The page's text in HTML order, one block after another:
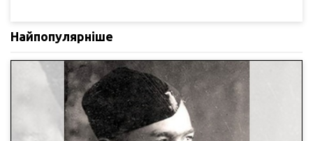
Найпопулярніше